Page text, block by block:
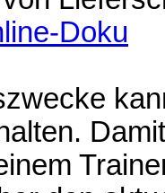
Doku